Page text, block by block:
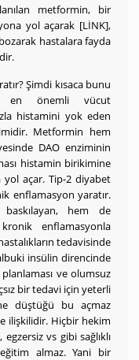
metformin, bir
yol açarak [LİNK],
hastalara fayda
Şimdi kısaca bunu
en önemli vücut
histamini yok eden
Metformin hem
DAO enziminin
histamin birikimine
açar. Tip-2 diyabet
enflamasyon yaratır.
hem de
enflamasyonla
tedavisinde
insülin direncinde
ve olumsuz
bir tedavi için yeterli
düştüğü bu açmaz
ilişkilidir. Hiçbir hekim
vs gibi sağlıklı
almaz. Yani bir